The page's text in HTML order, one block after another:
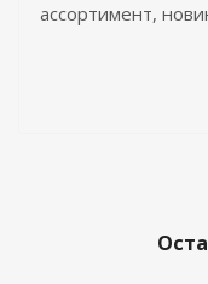
ассортимент,